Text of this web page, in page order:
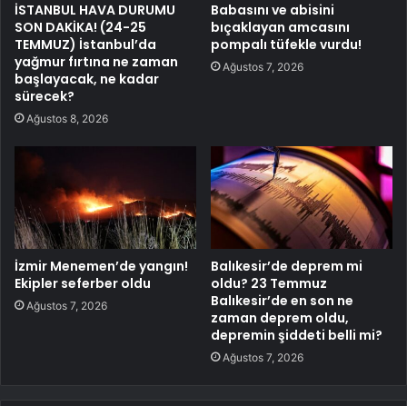
İSTANBUL HAVA DURUMU
SON DAKİKA! (24-25
TEMMUZ) İstanbul’da
yağmur fırtına ne zaman
başlayacak, ne kadar
sürecek?
Ağustos 8, 2026
Babasını ve abisini
bıçaklayan amcasını
pompalı tüfekle vurdu!
Ağustos 7, 2026
İzmir Menemen’de yangın!
Ekipler seferber oldu
Ağustos 7, 2026
Balıkesir’de deprem mi
oldu? 23 Temmuz
Balıkesir’de en son ne
zaman deprem oldu,
depremin şiddeti belli mi?
Ağustos 7, 2026